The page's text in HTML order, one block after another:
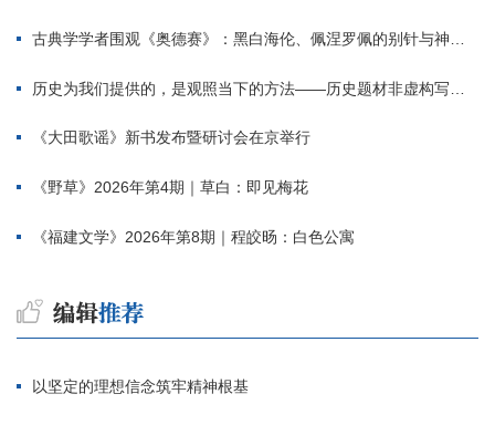
古典学学者围观《奥德赛》：黑白海伦、佩涅罗佩的别针与神秘入侵者
历史为我们提供的，是观照当下的方法——历史题材非虚构写作多人谈
《大田歌谣》新书发布暨研讨会在京举行
《野草》2026年第4期｜草白：即见梅花
《福建文学》2026年第8期｜程皎旸：白色公寓
以坚定的理想信念筑牢精神根基